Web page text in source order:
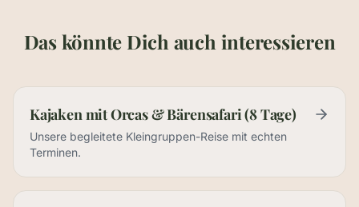
Das könnte Dich auch interessieren
Kajaken mit Orcas & Bärensafari (8 Tage)
Unsere begleitete Kleingruppen-Reise mit echten
Terminen.